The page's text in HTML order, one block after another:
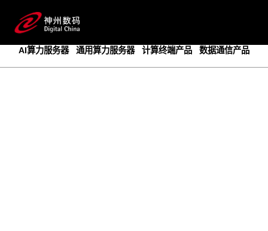
AI算力服务器
通用算力服务器 计算终端产品 数据通信产品